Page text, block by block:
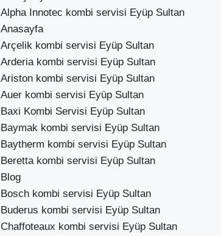
Alpha Innotec kombi servisi Eyüp Sultan
Anasayfa
Arçelik kombi servisi Eyüp Sultan
Arderia kombi servisi Eyüp Sultan
Ariston kombi servisi Eyüp Sultan
Auer kombi servisi Eyüp Sultan
Baxi Kombi Servisi Eyüp Sultan
Baymak kombi servisi Eyüp Sultan
Baytherm kombi servisi Eyüp Sultan
Beretta kombi servisi Eyüp Sultan
Blog
Bosch kombi servisi Eyüp Sultan
Buderus kombi servisi Eyüp Sultan
Chaffoteaux kombi servisi Eyüp Sultan